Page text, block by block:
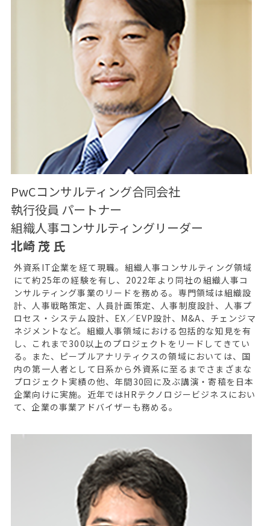
PwCコンサルティング合同会社
執行役員 パートナー
組織人事コンサルティングリーダー
北崎 茂 氏
外資系IT企業を経て現職。組織人事コンサルティング領域
にて約25年の経験を有し、2022年より同社の組織人事コ
ンサルティング事業のリードを務める。専門領域は組織設
計、人事戦略策定、人員計画策定、人事制度設計、人事プ
ロセス・システム設計、EX／EVP設計、M&A、チェンジマ
ネジメントなど。組織人事領域における包括的な知見を有
し、これまで300以上のプロジェクトをリードしてきてい
る。また、ピープルアナリティクスの領域においては、国
内の第一人者として日系から外資系に至るまでさまざまな
プロジェクト実績の他、年間30回に及ぶ講演・寄稿を日本
企業向けに実施。近年ではHRテクノロジービジネスにおい
て、企業の事業アドバイザーも務める。